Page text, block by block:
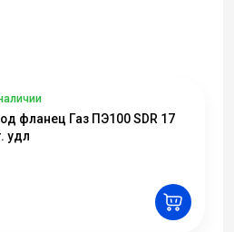
фланец Газ ПЭ100 SDR 17
удл